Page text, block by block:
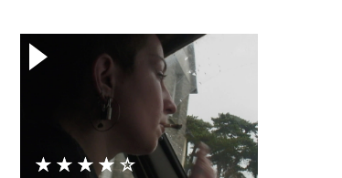
★★★★★
☆☆☆☆☆